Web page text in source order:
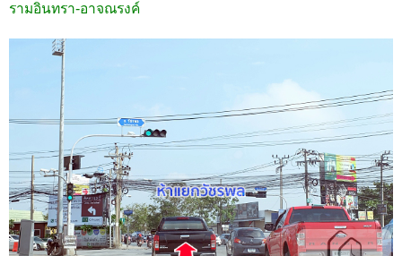
รามอินทรา-อาจณรงค์